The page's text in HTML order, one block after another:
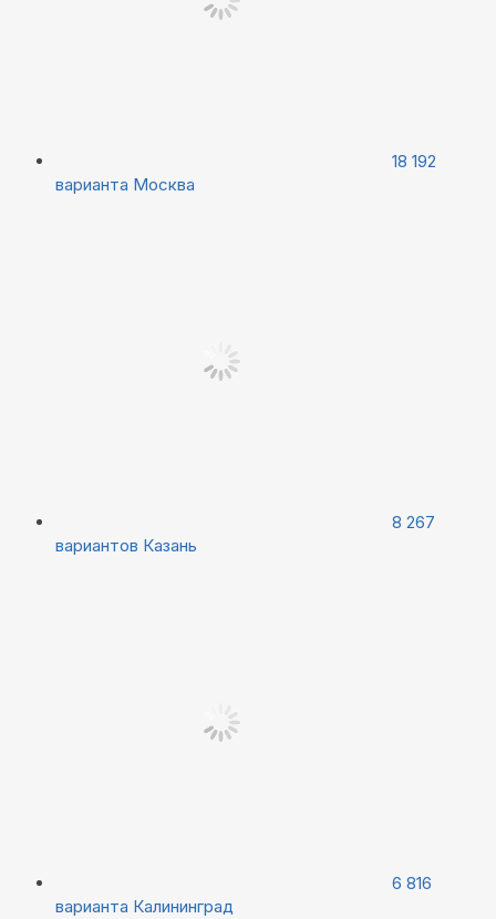
18 192
варианта Москва
8 267
вариантов Казань
6 816
варианта Калининград